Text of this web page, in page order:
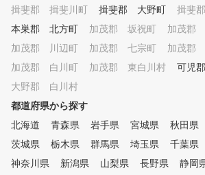
グメニューも合わせて提案しま
メント ほとんどのゴルファー
がこの部分でスコアをロスして
います。スコアアップに重要な
コースマネジメントやメンタル
トレーニング含めてレッスンい
たします。
揖斐郡 揖斐川町
揖斐郡 大野町
揖斐
本巣郡 北方町
加茂郡 坂祝町
加茂郡
加茂郡 川辺町
加茂郡 七宗町
加茂郡
加茂郡 白川町
加茂郡 東白川村
可児
大野郡 白川村
都道府県から探す
北海道
青森県 岩手県 宮城県 秋田県
茨城県
栃木県 群馬県 埼玉県 千葉県
神奈川県
新潟県 山梨県 長野県 静岡